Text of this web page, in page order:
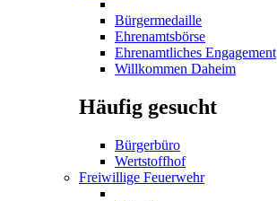
Bürgermedaille
Ehrenamtsbörse
Ehrenamtliches Engagement
Willkommen Daheim
Häufig gesucht
Bürgerbüro
Wertstoffhof
Freiwillige Feuerwehr